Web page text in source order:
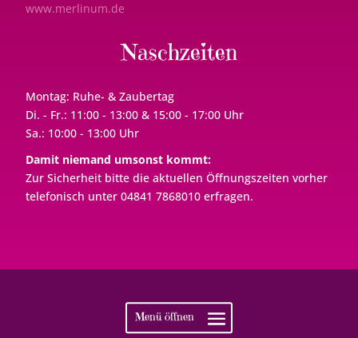
www.merlinum.de
Naschzeiten
Montag: Ruhe- & Zaubertag
Di. - Fr.: 11:00 - 13:00 & 15:00 - 17:00 Uhr
Sa.: 10:00 - 13:00 Uhr
Damit niemand umsonst kommt:
Zur Sicherheit bitte die aktuellen Öffnungszeiten vorher
telefonisch unter 04841 7868010 erfragen.